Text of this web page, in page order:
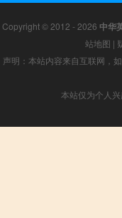
Copyright © 2012 - 2026 中华
站地图 |
声明：本站内容来自互联网，
本站仅为个人